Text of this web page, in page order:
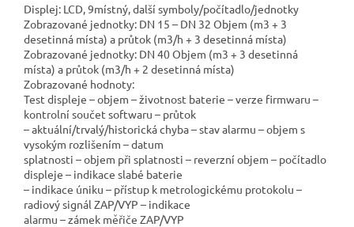
Displej: LCD, 9místný, další symboly/počítadlo/jednotky
Zobrazované jednotky: DN 15 – DN 32 Objem (m3 + 3
desetinná místa) a průtok (m3/h + 3 desetinná místa)
Zobrazované jednotky: DN 40 Objem (m3 + 3 desetinná
místa) a průtok (m3/h + 2 desetinná místa)
Zobrazované hodnoty:
Test displeje – objem – životnost baterie – verze firmwaru –
kontrolní součet softwaru – průtok
– aktuální/trvalý/historická chyba – stav alarmu – objem s
vysokým rozlišením – datum
splatnosti – objem při splatnosti – reverzní objem – počítadlo
displeje – indikace slabé baterie
– indikace úniku – přístup k metrologickému protokolu –
radiový signál ZAP/VYP – indikace
alarmu – zámek měřiče ZAP/VYP